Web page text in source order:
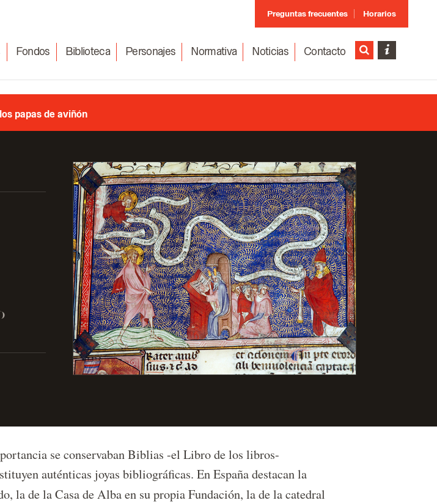
Preguntas frecuentes Horarios
Fondos Biblioteca Personajes Normativa Noticias Contacto
papas de aviñón
se conservaban Biblias -el Libro de los libros-
auténticas joyas bibliográficas. En España destacan la
la de la Casa de Alba en su propia Fundación, la de la catedral